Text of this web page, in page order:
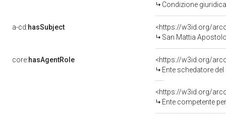
Condizione
a-cd:hasSubject
<https://w3id.org/
San Mattia
core:hasAgentRole
<https://w3id.org/
Ente schedatore del
<https://w3id.org/
Ente competente per tutela del